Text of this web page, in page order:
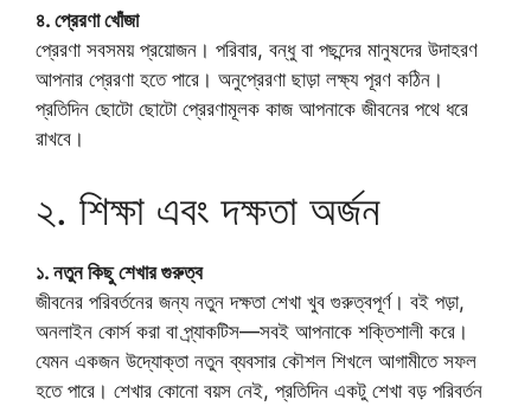
৪. প্রেরণা খোঁজা
প্রেরণা সবসময় প্রয়োজন। পরিবার, বন্ধু বা পছন্দের মানুষদের উদাহরণ
আপনার প্রেরণা হতে পারে। অনুপ্রেরণা ছাড়া লক্ষ্য পূরণ কঠিন।
প্রতিদিন ছোটো ছোটো প্রেরণামূলক কাজ আপনাকে জীবনের পথে ধরে
রাখবে।
২. শিক্ষা এবং দক্ষতা অর্জন
১. নতুন কিছু শেখার গুরুত্ব
জীবনের পরিবর্তনের জন্য নতুন দক্ষতা শেখা খুব গুরুত্বপূর্ণ। বই পড়া,
অনলাইন কোর্স করা বা প্র্যাকটিস—সবই আপনাকে শক্তিশালী করে।
যেমন একজন উদ্যোক্তা নতুন ব্যবসার কৌশল শিখলে আগামীতে সফল
হতে পারে। শেখার কোনো বয়স নেই, প্রতিদিন একটু শেখা বড় পরিবর্তন